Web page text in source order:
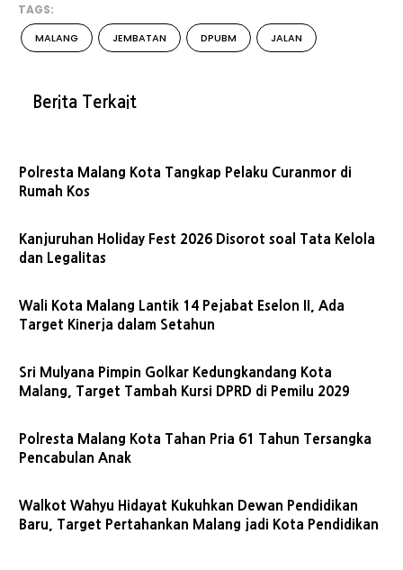
TAGS:
MALANG JEMBATAN DPUBM JALAN
Berita Terkait
Polresta Malang Kota Tangkap Pelaku Curanmor di
Rumah Kos
Kanjuruhan Holiday Fest 2026 Disorot soal Tata Kelola
dan Legalitas
Wali Kota Malang Lantik 14 Pejabat Eselon II, Ada
Target Kinerja dalam Setahun
Sri Mulyana Pimpin Golkar Kedungkandang Kota
Malang, Target Tambah Kursi DPRD di Pemilu 2029
Polresta Malang Kota Tahan Pria 61 Tahun Tersangka
Pencabulan Anak
Walkot Wahyu Hidayat Kukuhkan Dewan Pendidikan
Baru, Target Pertahankan Malang jadi Kota Pendidikan